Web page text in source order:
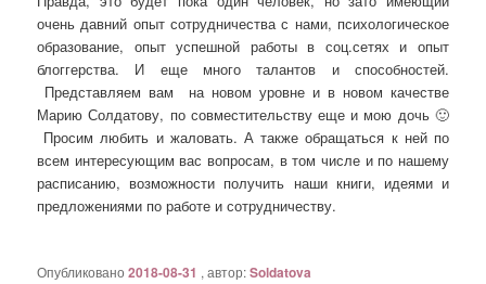
очень давний опыт сотрудничества с нами, психологическое
образование, опыт успешной работы в соц.сетях и опыт
блоггерства. И еще много талантов и способностей.
Представляем вам на новом уровне и в новом качестве
Марию Солдатову, по совместительству еще и мою дочь 🙂
Просим любить и жаловать. А также обращаться к ней по
всем интересующим вас вопросам, в том числе и по нашему
расписанию, возможности получить наши книги, идеями и
предложениями по работе и сотрудничеству.
Опубликовано2018-08-31 , автор:Soldatova